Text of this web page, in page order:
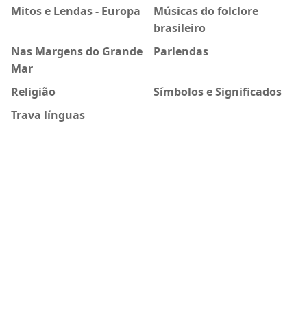
Mitos e Lendas - Europa
Músicas do folclore
brasileiro
Nas Margens do Grande
Mar
Parlendas
Religião
Símbolos e Significados
Trava línguas